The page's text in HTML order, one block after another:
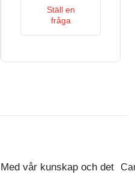
Ställ en
fråga
Med vår kunskap och det